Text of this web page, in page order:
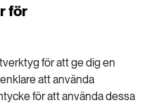
för
för att ge dig en
att använda
för att använda dessa
av att det är trångt
är bättre för
Ida-Maja